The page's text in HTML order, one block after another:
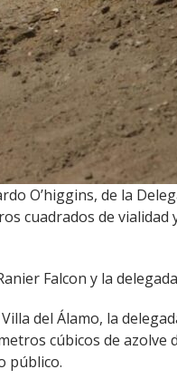
O’higgins, de la
cuadrados de
Falcon y la
del Álamo, la
cúbicos de
público.